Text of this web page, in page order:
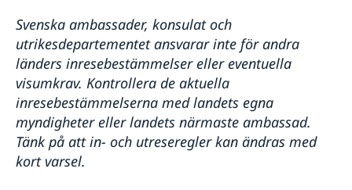
Samordningsnummer
Pass/ID-kort i Hongkong
Provisoriskt pass
Checklista: Ansökan om pass/ID-kort vuxna (över 18
år)
Checklista: Ansökan om pass/ID-kort barn (under 18
år)
Avgifter
Gifta sig i Hongkong
Förnyande av svenskt körkort
Levnadsintyg
Nödsituation
Migrationsärenden för icke-svenska medborgare
Generalkonsulatets reseinformation
Aktuella händelser
Hälso- och sjukvård
In- och utresebestämmelser
Kriminalitet och personlig säkerhet
Lokala lagar och sedvänjor
Naturförhållanden och katastrofer
Terrorism
Svenska ambassader, konsulat och
utrikesdepartementet ansvarar inte för andra
länders inresebestämmelser eller eventuella
visumkrav. Kontrollera de aktuella
inresebestämmelserna med landets egna
myndigheter eller landets närmaste ambassad.
Tänk på att in- och utreseregler kan ändras med
kort varsel.